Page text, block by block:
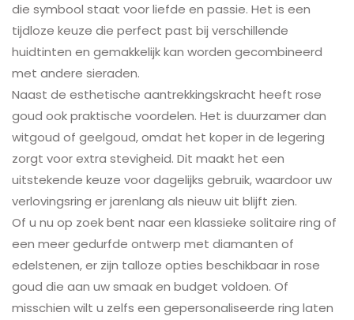
die symbool staat voor liefde en passie. Het is een
tijdloze keuze die perfect past bij verschillende
huidtinten en gemakkelijk kan worden gecombineerd
met andere sieraden.
Naast de esthetische aantrekkingskracht heeft rose
goud ook praktische voordelen. Het is duurzamer dan
witgoud of geelgoud, omdat het koper in de legering
zorgt voor extra stevigheid. Dit maakt het een
uitstekende keuze voor dagelijks gebruik, waardoor uw
verlovingsring er jarenlang als nieuw uit blijft zien.
Of u nu op zoek bent naar een klassieke solitaire ring of
een meer gedurfde ontwerp met diamanten of
edelstenen, er zijn talloze opties beschikbaar in rose
goud die aan uw smaak en budget voldoen. Of
misschien wilt u zelfs een gepersonaliseerde ring laten